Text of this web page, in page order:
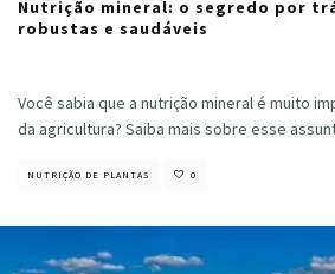
Nutrição mineral: o segredo por
robustas e saudáveis
Você sabia que a nutrição mineral é muito
da agricultura? Saiba mais sobre esse
NUTRIÇÃO DE PLANTAS 0